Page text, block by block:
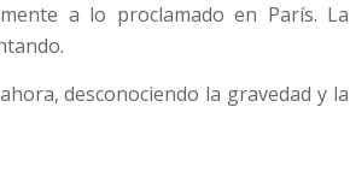
a lo proclamado en París. La
desconociendo la gravedad y la